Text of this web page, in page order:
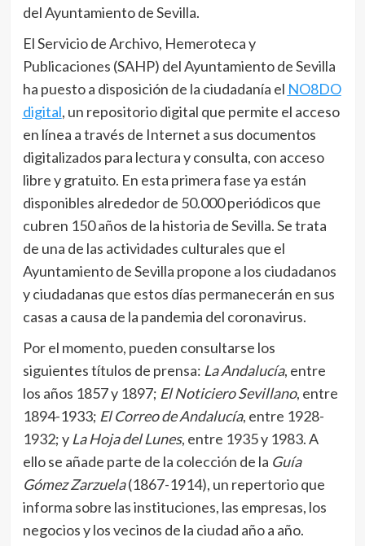
del Ayuntamiento de Sevilla.
El Servicio de Archivo, Hemeroteca y
Publicaciones (SAHP) del Ayuntamiento de Sevilla
ha puesto a disposición de la ciudadanía el NO8DO
digital, un repositorio digital que permite el acceso
en línea a través de Internet a sus documentos
digitalizados para lectura y consulta, con acceso
libre y gratuito. En esta primera fase ya están
disponibles alrededor de 50.000 periódicos que
cubren 150 años de la historia de Sevilla. Se trata
de una de las actividades culturales que el
Ayuntamiento de Sevilla propone a los ciudadanos
y ciudadanas que estos días permanecerán en sus
casas a causa de la pandemia del coronavirus.
Por el momento, pueden consultarse los
siguientes títulos de prensa: La Andalucía, entre
los años 1857 y 1897; El Noticiero Sevillano, entre
1894-1933; El Correo de Andalucía, entre 1928-
1932; y La Hoja del Lunes, entre 1935 y 1983. A
ello se añade parte de la colección de la Guía
Gómez Zarzuela(1867-1914), un repertorio que
informa sobre las instituciones, las empresas, los
negocios y los vecinos de la ciudad año a año.